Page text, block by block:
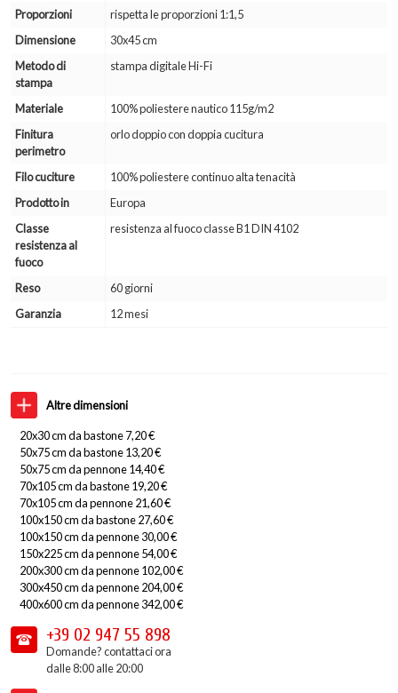
Altre dimensioni
20x30 cm da bastone 7,20 €
50x75 cm da bastone 13,20 €
50x75 cm da pennone 14,40 €
70x105 cm da bastone 19,20 €
70x105 cm da pennone 21,60 €
100x150 cm da bastone 27,60 €
100x150 cm da pennone 30,00 €
150x225 cm da pennone 54,00 €
200x300 cm da pennone 102,00 €
300x450 cm da pennone 204,00 €
400x600 cm da pennone 342,00 €
+39 02 947 55 898
Domande? contattaci ora
dalle 8:00 alle 20:00
Proporzioni
rispetta le proporzioni 1:1,5
Dimensione
30x45 cm
Metodo di
stampa
stampa digitale Hi-Fi
Materiale
100% poliestere nautico 115g/m2
Finitura
perimetro
orlo doppio con doppia cucitura
Filo cuciture
100% poliestere continuo alta tenacità
Prodotto in
Europa
Classe
resistenza al
fuoco
resistenza al fuoco classe B1 DIN 4102
Reso
60 giorni
Garanzia
12 mesi